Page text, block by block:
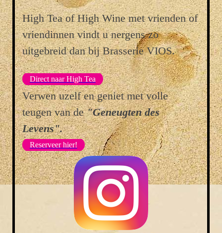
High Tea of High Wine met vrienden of
vriendinnen vindt u nergens zo
uitgebreid dan bij Brasserie VIOS.
Direct naar High Tea
Verwen uzelf en geniet met volle
teugen van de"Geneugten des
Levens".
Reserveer hier!